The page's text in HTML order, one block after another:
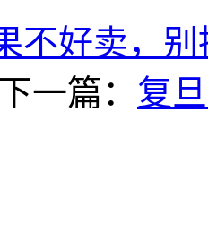
不好卖，
下一篇： 复